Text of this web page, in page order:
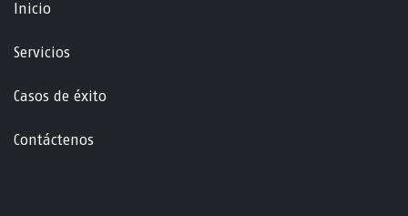
Ini​ci​o
Servicios
Casos de éxito
Contáctenos